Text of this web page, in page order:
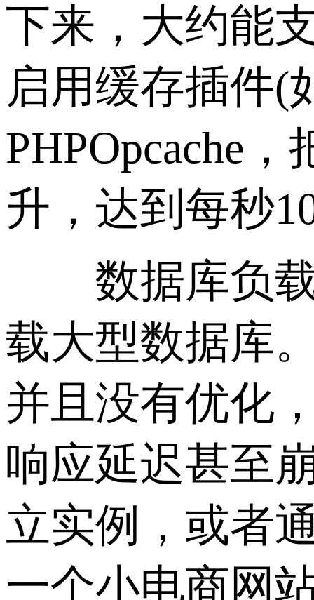
下来，大约能
启用缓存插件(
PHPOpcache
升，达到每秒
数据库负载
载大型数据库
并且没有优化
响应延迟甚至
立实例，或者
一个小电商网